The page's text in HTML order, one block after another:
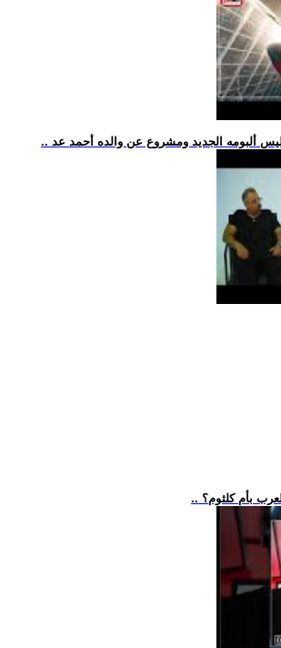
ألبومه الجديد ومشروع عن والده أحمد عد
بأم كلثوم؟